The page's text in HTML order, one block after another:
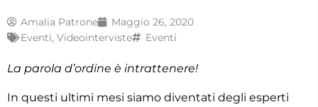
Amalia Patrone
Maggio 26, 2020
Eventi, Videointerviste Eventi
La parola d’ordine è intrattenere!
In questi ultimi mesi siamo diventati degli esperti